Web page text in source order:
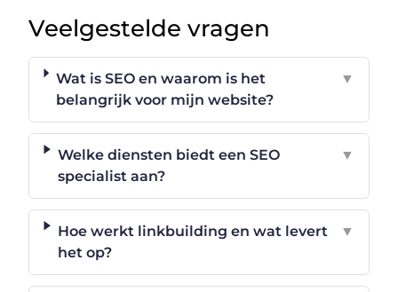
Veelgestelde vragen
Wat is SEO en waarom is het
belangrijk voor mijn website?
▼
Welke diensten biedt een SEO
specialist aan?
▼
Hoe werkt linkbuilding en wat levert
het op?
▼